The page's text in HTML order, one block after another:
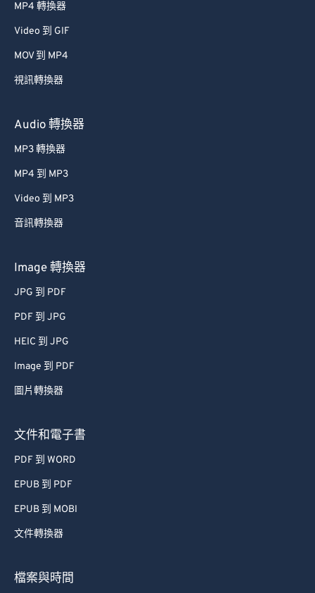
MP4 轉換器
Video 到 GIF
MOV 到 MP4
視訊轉換器
Audio 轉換器
MP3 轉換器
MP4 到 MP3
Video 到 MP3
音訊轉換器
Image 轉換器
JPG 到 PDF
PDF 到 JPG
HEIC 到 JPG
Image 到 PDF
圖片轉換器
文件和電子書
PDF 到 WORD
EPUB 到 PDF
EPUB 到 MOBI
文件轉換器
檔案與時間